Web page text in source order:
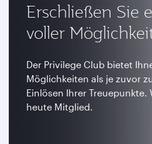
Erschließen Sie
voller
Der Privilege Club bietet
Möglichkeiten als je zuvor
Einlösen Ihrer Treuepunkte.
heute Mitglied.